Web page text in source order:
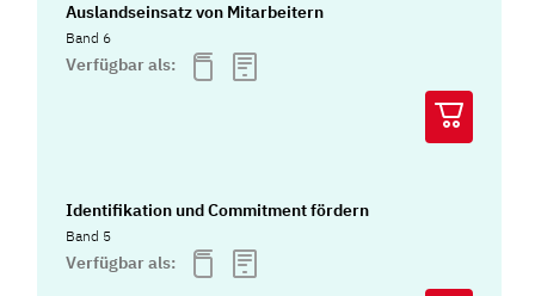
Auslandseinsatz von Mitarbeitern
Band 6
Verfügbar als:
Identifikation und Commitment fördern
Band 5
Verfügbar als: